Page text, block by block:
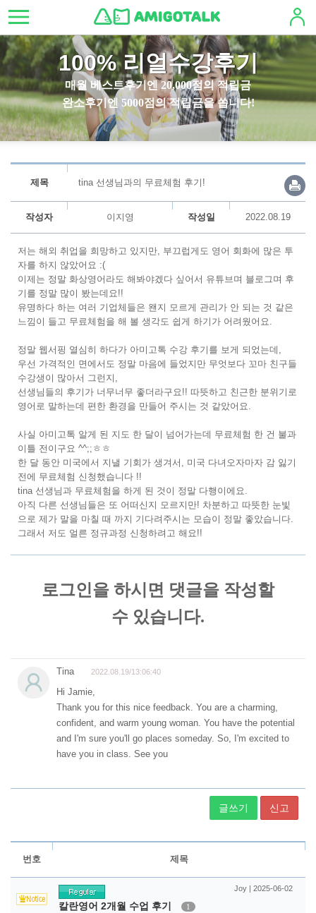
100% 리얼수강후기
매월 베스트후기엔 20,000점의 적립금
완소후기엔 5000점의 적립금을 쏩니다!
제목 tina 선생님과의 무료체험 후기!
작성자 이지영 작성일 2022.08.19
저는 해외 취업을 희망하고 있지만, 부끄럽게도 영어 회화에 많은 투
자를 하지 않았어요 :(
이제는 정말 화상영어라도 해봐야겠다 싶어서 유튜브며 블로그며 후
기를 정말 많이 봤는데요!!
유명하다 하는 여러 기업체들은 왠지 모르게 관리가 안 되는 것 같은
느낌이 들고 무료체험을 해 볼 생각도 쉽게 하기가 어려웠어요.
정말 웹서핑 열심히 하다가 아미고톡 수강 후기를 보게 되었는데,
우선 가격적인 면에서도 정말 마음에 들었지만 무엇보다 꼬마 친구들
수강생이 많아서 그런지,
선생님들의 후기가 너무너무 좋더라구요!! 따뜻하고 친근한 분위기로
영어로 말하는데 편한 환경을 만들어 주시는 것 같았어요.
사실 아미고톡 알게 된 지도 한 달이 넘어가는데 무료체험 한 건 불과
이틀 전이구요 ^^;;ㅎㅎ
한 달 동안 미국에서 지낼 기회가 생겨서, 미국 다녀오자마자 감 잃기
전에 무료체험 신청했습니다 !!
tina 선생님과 무료체험을 하게 된 것이 정말 다행이에요.
아직 다른 선생님들은 또 어떠신지 모르지만! 차분하고 따뜻한 눈빛
으로 제가 말을 마칠 때 까지 기다려주시는 모습이 정말 좋았습니다.
그래서 저도 얼른 정규과정 신청하려고 해요!!
글쓰기 신고